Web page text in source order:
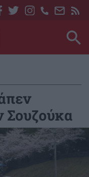
Σουζούκα